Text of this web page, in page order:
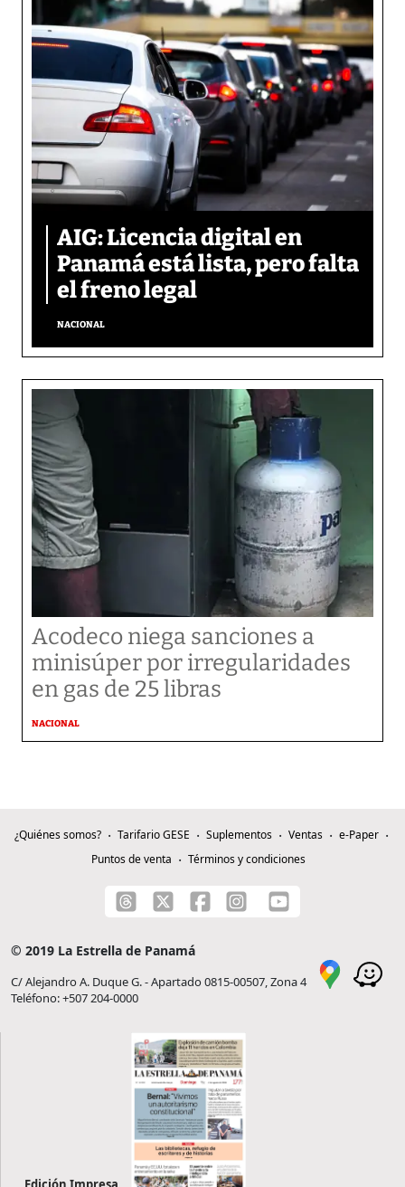
AIG: Licencia digital en
Panamá está lista, pero falta
el freno legal
NACIONAL
Acodeco niega sanciones a
minisúper por irregularidades
en gas de 25 libras
NACIONAL
¿Quiénes somos? Tarifario GESE Suplementos Ventas
e-Paper
Puntos de venta
Términos y condiciones
© 2019 La Estrella de Panamá
C/ Alejandro A. Duque G. - Apartado 0815-00507, Zona 4
Teléfono: +507 204-0000